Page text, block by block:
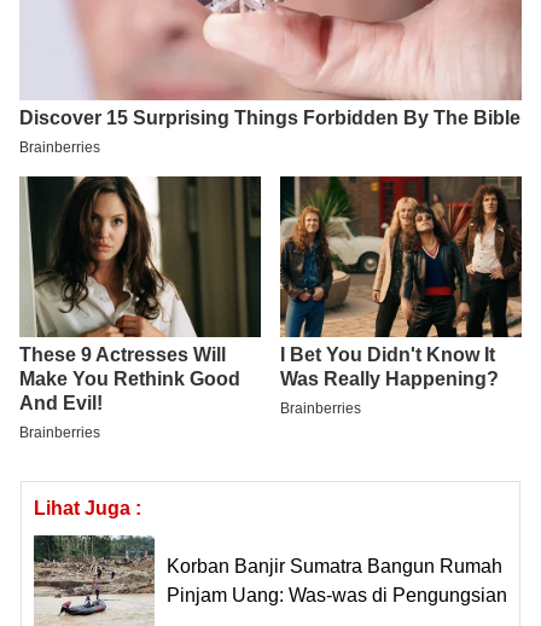
Lihat Juga :
Korban Banjir Sumatra Bangun Rumah
Pinjam Uang: Was-was di Pengungsian